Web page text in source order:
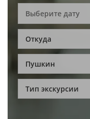
Откуда
Пушкин
Тип экскурсии